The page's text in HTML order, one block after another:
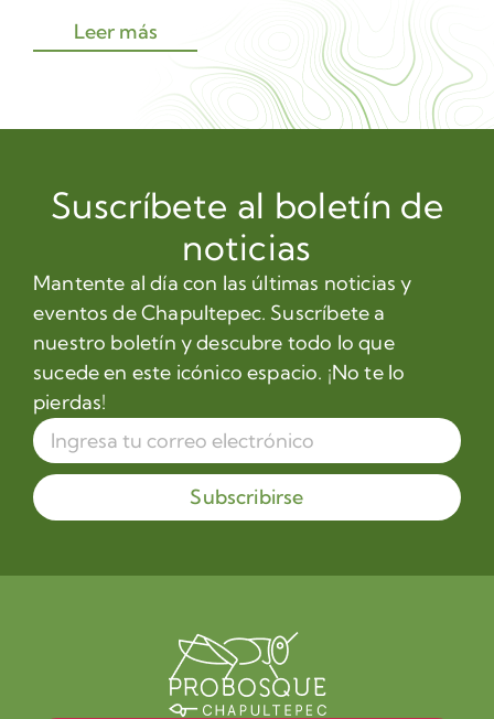
Leer más
Suscríbete al boletín de
noticias
Mantente al día con las últimas noticias y
eventos de Chapultepec. Suscríbete a
nuestro boletín y descubre todo lo que
sucede en este icónico espacio. ¡No te lo
pierdas!
Subscribirse